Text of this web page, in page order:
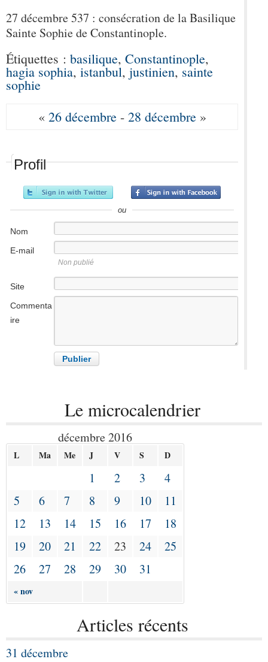
27 décembre 537 : consécration de la Basilique
Sainte Sophie de Constantinople.
Étiquettes : basilique, Constantinople,
hagia sophia, istanbul, justinien, sainte
sophie
« 26 décembre- 28 décembre»
Profil
ou
Nom
E-mail
Non publié
Site
internet
Commenta
ire
Le microcalendrier
décembre 2016
L Ma Me J V S D
« nov
1 2 3
4
5
6 7 8 9 10
11
12
13 14 15 16 17
18
19
20 21 22 23 24
25
26
27 28 29 30 31
Articles récents
31 décembre